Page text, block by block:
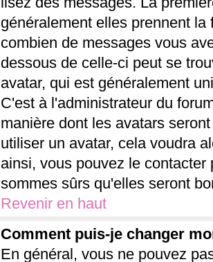
généralement elles prennent
combien de messages vous
dessous de celle-ci peut se
avatar, qui est généralement
C'est à l'administrateur du
manière dont les avatars
utiliser un avatar, cela voudra
ainsi, vous pouvez le
sommes sûrs qu'elles seront
Revenir en haut
Comment puis-je changer
En général, vous ne pouvez